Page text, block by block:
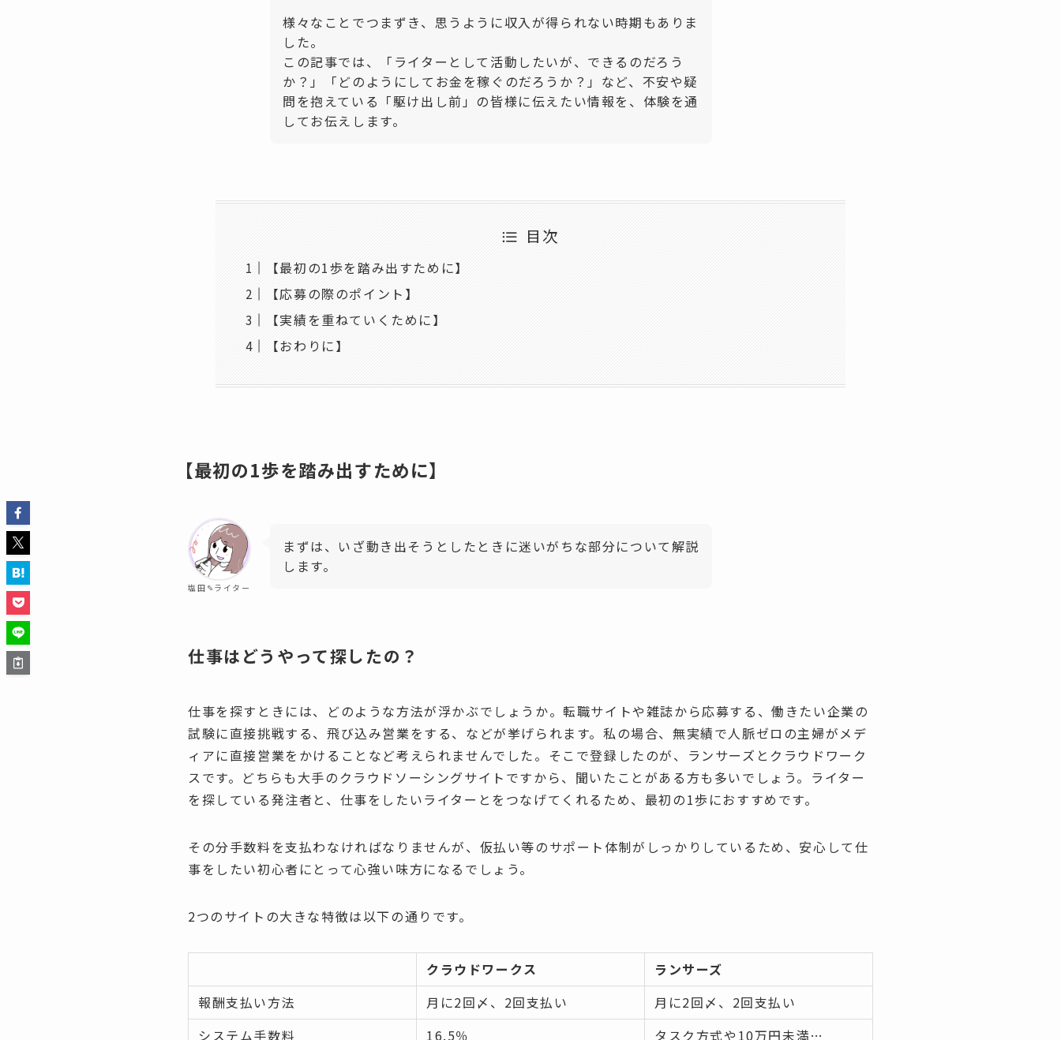
様々なことでつまずき、思うように収入が得られない時期もありま
した。
この記事では、「ライターとして活動したいが、できるのだろう
か？」「どのようにしてお金を稼ぐのだろうか？」など、不安や疑
問を抱えている「駆け出し前」の皆様に伝えたい情報を、体験を通
してお伝えします。
目次
【最初の1歩を踏み出すために】
【応募の際のポイント】
【実績を重ねていくために】
【おわりに】
【最初の1歩を踏み出すために】
塩田✎ライター
まずは、いざ動き出そうとしたときに迷いがちな部分について解説
します。
仕事はどうやって探したの？
仕事を探すときには、どのような方法が浮かぶでしょうか。転職サイトや雑誌から応募する、働きたい企業の
試験に直接挑戦する、飛び込み営業をする、などが挙げられます。私の場合、無実績で人脈ゼロの主婦がメデ
ィアに直接営業をかけることなど考えられませんでした。そこで登録したのが、ランサーズとクラウドワーク
スです。どちらも大手のクラウドソーシングサイトですから、聞いたことがある方も多いでしょう。ライター
を探している発注者と、仕事をしたいライターとをつなげてくれるため、最初の1歩におすすめです。
その分手数料を支払わなければなりませんが、仮払い等のサポート体制がしっかりしているため、安心して仕
事をしたい初心者にとって心強い味方になるでしょう。
2つのサイトの大きな特徴は以下の通りです。
クラウドワークス
ランサーズ
報酬支払い方法
月に2回〆、2回支払い
月に2回〆、2回支払い
システム手数料
16.5％
タスク方式や10万円未満…